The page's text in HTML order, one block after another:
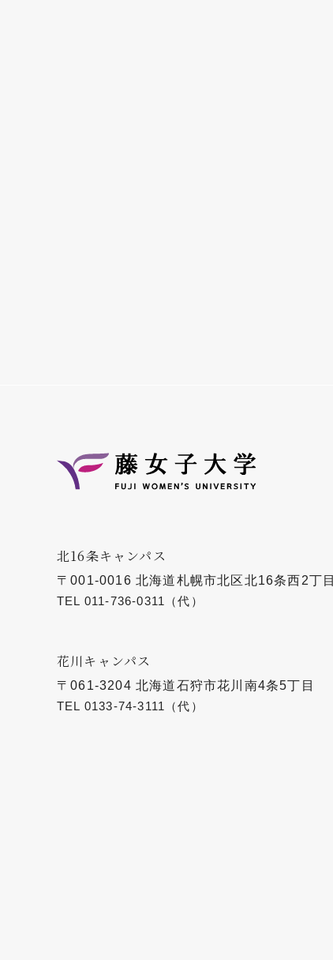
北16条キャンパス
〒001-0016 北海道札幌市北区北16条西2丁目
TEL 011-736-0311 （代）
花川キャンパス
〒061-3204 北海道石狩市花川南4条5丁目
TEL 0133-74-3111 （代）